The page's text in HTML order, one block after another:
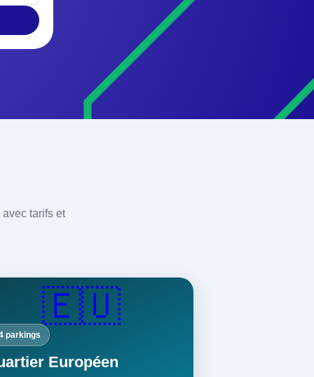
tarifs et
🇪🇺
parkings
Européen